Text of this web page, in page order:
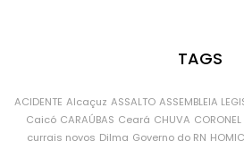
TAGS
ACIDENTE Alcaçuz ASSALTO ASSEMBLEIA
Caicó CARAÚBAS Ceará CHUVA
currais novos Dilma Governo do RN